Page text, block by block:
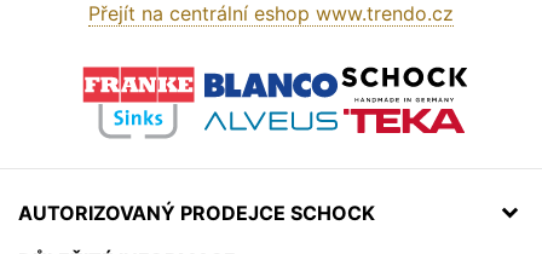
Přejít na centrální eshop www.trendo.cz
AUTORIZOVANÝ PRODEJCE SCHOCK